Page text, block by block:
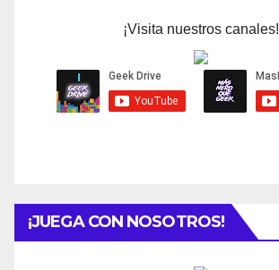
¡Visita nuestros canales!
¡JUEGA CON NOSOTROS!